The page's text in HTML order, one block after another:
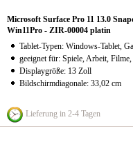
Microsoft Surface Pro 11 13.0
Win11Pro - ZIR-00004 platin
Tablet-Typen: Windows-Tablet,
geeignet für: Spiele, Arbeit, Filme,
Displaygröße: 13 Zoll
Bildschirmdiagonale: 33,02 cm
Lieferung in 2-4 Tagen